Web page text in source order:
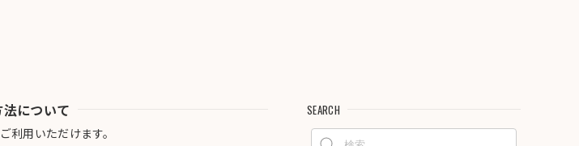
について
利用いただけます。
SEARCH